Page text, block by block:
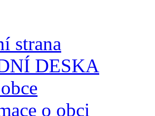
strana
DESKA
o obci